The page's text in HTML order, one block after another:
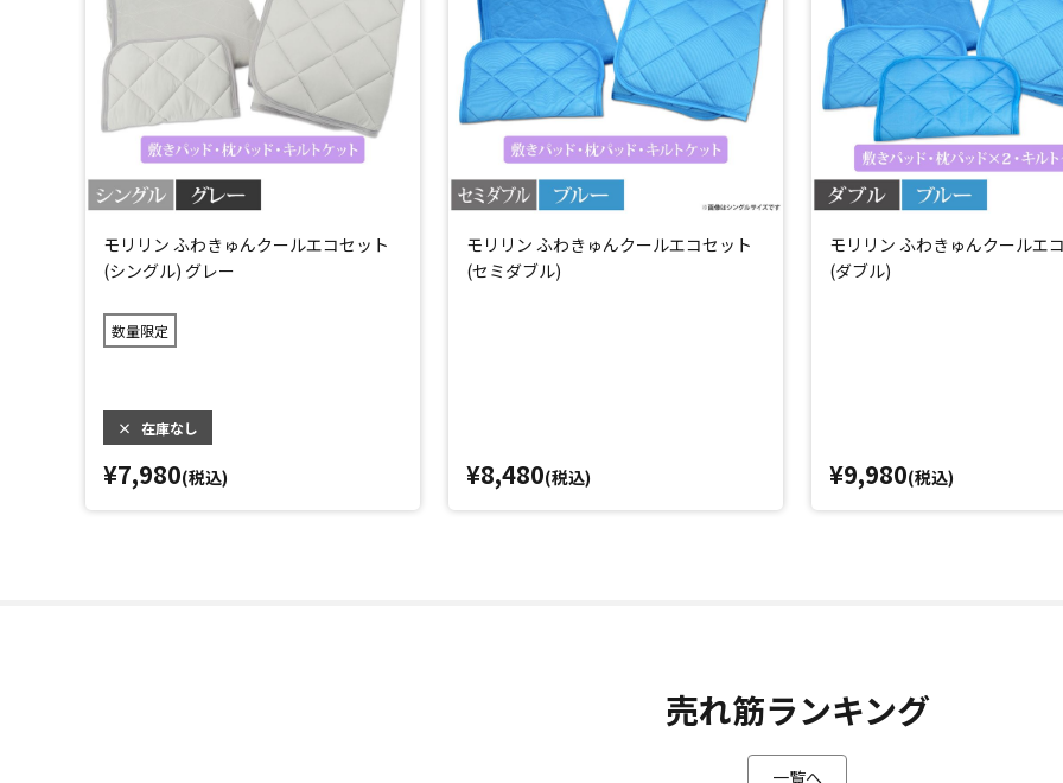
モリリン ふわきゅんクールエコセット
(シングル) グレー
数量限定
× 在庫なし
¥7,980(税込)
モリリン ふわきゅんクールエコセット
(セミダブル)
¥8,480(税込)
モリリン ふわきゅんクールエ
(ダブル)
¥9,980(税込)
売れ筋ランキング
一覧へ